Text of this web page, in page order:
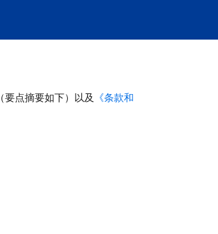
（要点摘要如下）以及 《条款和